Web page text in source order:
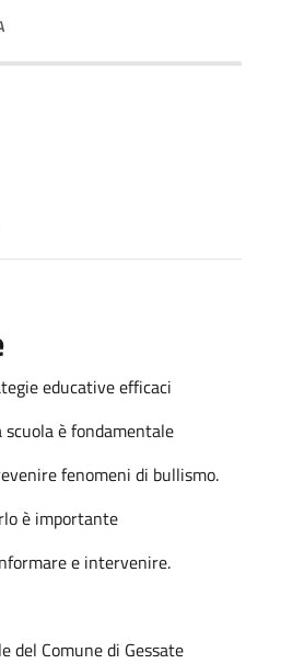
educative efficaci
è fondamentale
fenomeni di bullismo.
è importante
e intervenire.
del Comune di Gessate